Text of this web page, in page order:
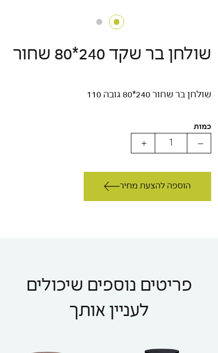
שולחן בר שקד 240*80 שחור
שולחן בר שחור 240*80 גובה 110
כמות
הוספה להצעת מחיר
פריטים נוספים שיכולים
לעניין אותך